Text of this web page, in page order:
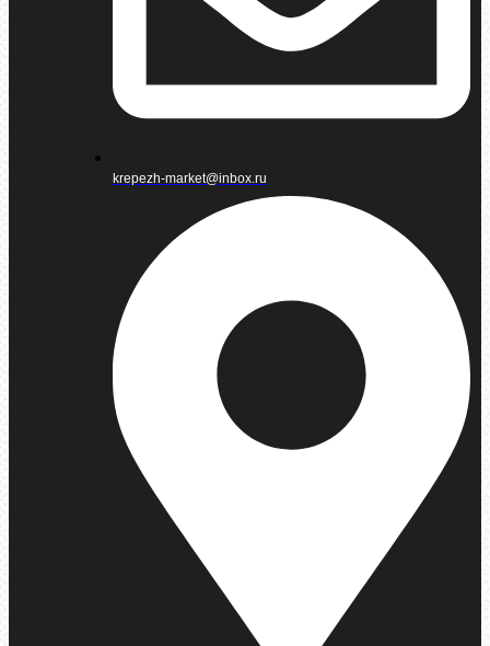
krepezh-market@inbox.ru